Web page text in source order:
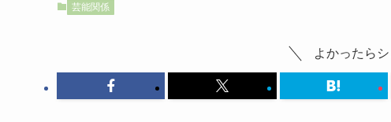
芸能関係
よかったら